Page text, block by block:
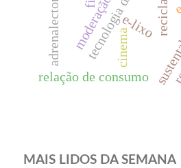
e-lixo
cinema
relação de consumo
adrenalectomia
MAIS LIDOS DA SEMANA